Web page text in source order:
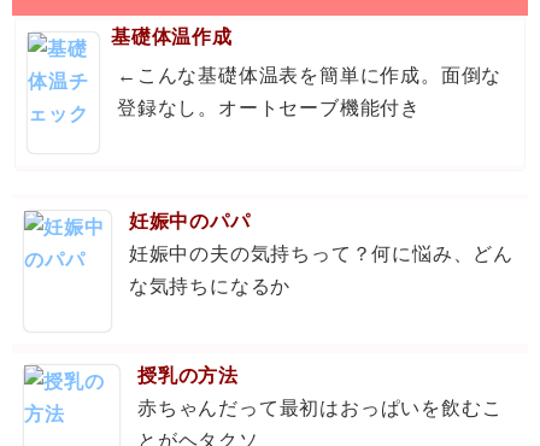
基礎体温作成
←こんな基礎体温表を簡単に作成。面倒な
登録なし。オートセーブ機能付き
妊娠中のパパ
妊娠中の夫の気持ちって？何に悩み、どん
な気持ちになるか
授乳の方法
赤ちゃんだって最初はおっぱいを飲むこ
とがヘタクソ